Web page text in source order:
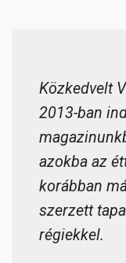
Közkedvelt
2013-ban
azokba az
korábban
szerzett
régiekkel.